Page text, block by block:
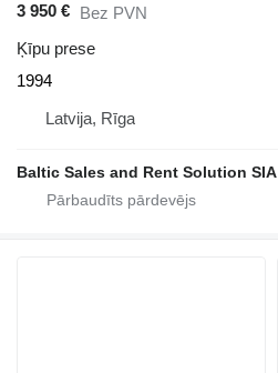
3 950 € Bez PVN
Ķīpu prese
1994
Latvija, Rīga
Baltic Sales and Rent Solution SIA